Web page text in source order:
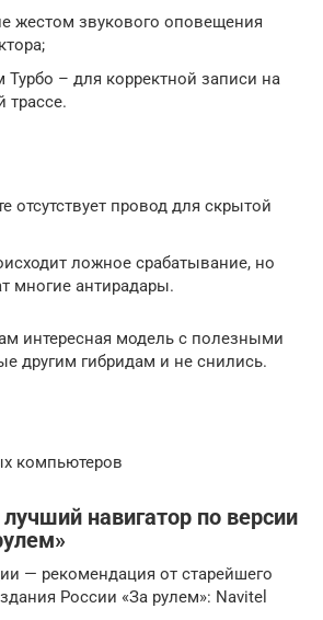
жестом звукового оповещения
Турбо – для корректной записи на
трассе.
отсутствует провод для скрытой
ложное срабатывание, но
многие антирадары.
интересная модель с полезными
другим гибридам и не снились.
компьютеров
навигатор по версии
— рекомендация от старейшего
России «За рулем»: Navitel